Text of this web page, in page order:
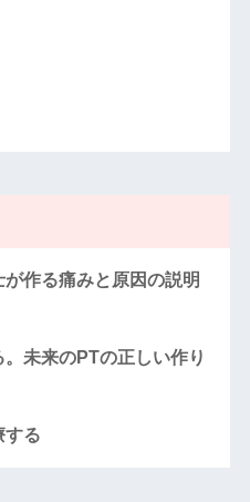
作る痛みと原因の説明
未来のPTの正しい作り
する